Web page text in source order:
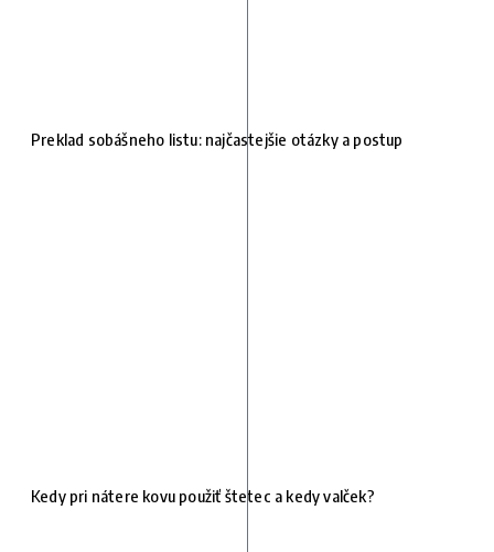
Preklad sobášneho listu: najčastejšie otázky a postup
Kedy pri nátere kovu použiť štetec a kedy valček?